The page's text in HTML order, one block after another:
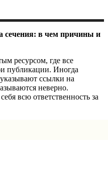
сечения: в чем причины и
ресурсом, где все
публикации. Иногда
ссылки на
неверно.
всю ответственность за